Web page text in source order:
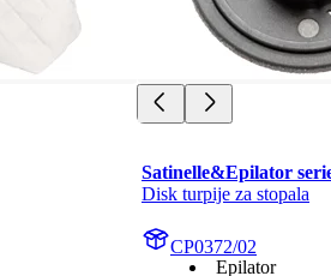
Satinelle&Epilator
Disk turpije za stopala
CP0372/02
Epilator